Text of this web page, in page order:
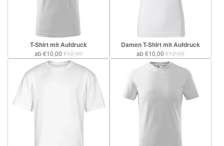
T-Shirt mit Aufdruck
ab €10,00 €12,00
Damen T-Shirt mit Aufdruck
ab €10,00 €12,00